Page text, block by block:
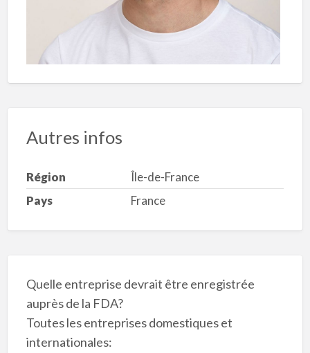
Autres infos
Région
Île-de-France
Pays
France
Quelle entreprise devrait être enregistrée
auprès de la FDA?
Toutes les entreprises domestiques et
internationales: